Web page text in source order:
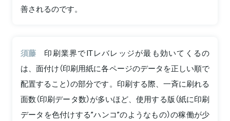
善されるのです。
須藤
印刷業界でITレバレッジが最も効いてくるの
は、面付け（印刷用紙に各ページのデータを正しい順で
配置すること）の部分です。印刷する際、一斉に刷れる
面数（印刷データ数）が多いほど、使用する版（紙に印刷
データを色付けする”ハンコ”のようなもの）の稼働が少